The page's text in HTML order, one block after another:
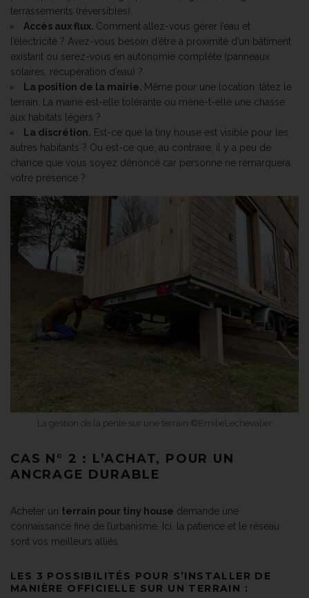
terrassements (réversibles).
Accès aux flux. Comment allez-vous gérer l’eau et
l’électricité ? Avez-vous besoin d’être à proximité d’un bâtiment
existant ou serez-vous en autonomie complète (panneaux
solaires, récupération d’eau) ?
La position de la mairie. Même pour une location, tâtez le
terrain. La mairie est-elle tolérante ou mène-t-elle une chasse
aux habitats légers ?
La discrétion. Est-ce que la tiny house est visible pour les
autres habitants ? Ou est-ce que, au contraire, il y a peu de
chance que vous soyez dénoncé car personne ne remarquera
votre présence ?
La gestion de la pente sur une terrain ©EmilieLechevalier
CAS N° 2 : L’ACHAT, POUR UN
ANCRAGE DURABLE
Acheter un terrain pour tiny house demande une
connaissance fine de l’urbanisme. Ici, la patience et le réseau
sont vos meilleurs alliés.
LES 3 POSSIBILITÉS POUR S’INSTALLER DE
MANIÈRE OFFICIELLE SUR UN TERRAIN :